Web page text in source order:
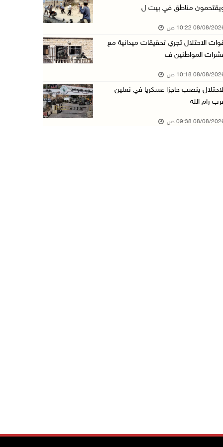
تواصل انتهاكات الاحتلال والمستعمرين: إصابات و ...
قوات الاحتلال تقتحم بيت فجار جنوب بيت لحم
مناطق في بيت ل
08/2026 10:22 ص
الاحتلال تجري تحقيقات ميدانية مع
المواطنين ف
08/2026 10:18 ص
ينصب حاجزا عسكريا في نعلين
رام الله
08/2026 09:38 ص